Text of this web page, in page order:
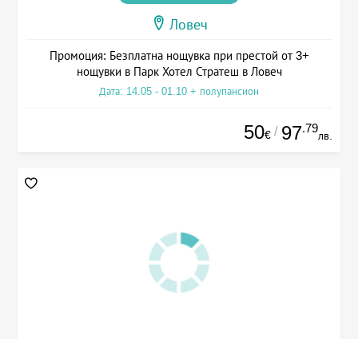
Ловеч
Промоция: Безплатна нощувка при престой от 3+
нощувки в Парк Хотел Стратеш в Ловеч
Дата: 14.05 - 01.10 + полупансион
50€ / 97.79
лв.